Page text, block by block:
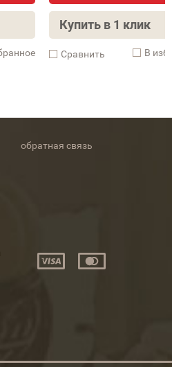
Купить в 1 клик
Cравнить В
обратная связь